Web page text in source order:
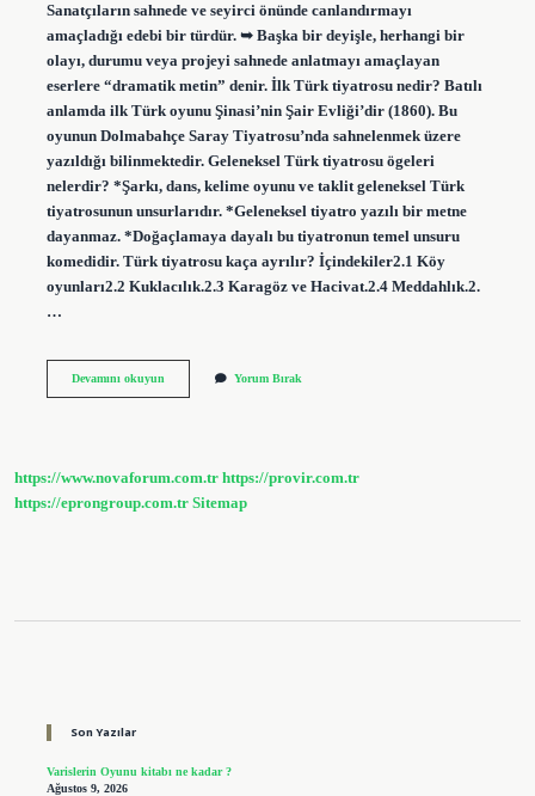
Sanatçıların sahnede ve seyirci önünde canlandırmayı
amaçladığı edebi bir türdür. ➥ Başka bir deyişle, herhangi bir
olayı, durumu veya projeyi sahnede anlatmayı amaçlayan
eserlere “dramatik metin” denir. İlk Türk tiyatrosu nedir? Batılı
anlamda ilk Türk oyunu Şinasi’nin Şair Evliği’dir (1860). Bu
oyunun Dolmabahçe Saray Tiyatrosu’nda sahnelenmek üzere
yazıldığı bilinmektedir. Geleneksel Türk tiyatrosu ögeleri
nelerdir? *Şarkı, dans, kelime oyunu ve taklit geleneksel Türk
tiyatrosunun unsurlarıdır. *Geleneksel tiyatro yazılı bir metne
dayanmaz. *Doğaçlamaya dayalı bu tiyatronun temel unsuru
komedidir. Türk tiyatrosu kaça ayrılır? İçindekiler2.1 Köy
oyunları2.2 Kuklacılık.2.3 Karagöz ve Hacivat.2.4 Meddahlık.2.
…
Devamını okuyunTürk
Yorum Bırak
https://www.novaforum.com.tr https://provir.com.tr
https://eprongroup.com.tr Sitemap
Son Yazılar
Varislerin Oyunu kitabı ne kadar ?
Ağustos 9, 2026